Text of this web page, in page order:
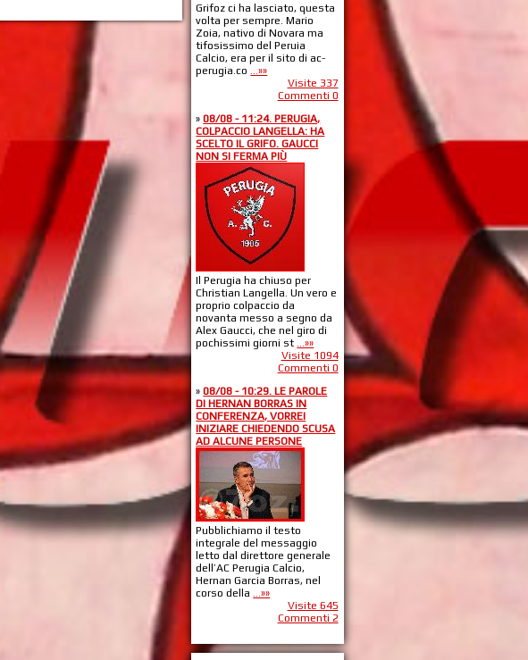
Grifoz ci ha lasciato, questa
volta per sempre. Mario
Zoia, nativo di Novara ma
tifosissimo del Peruia
Calcio, era per il sito di ac-
perugia.co
...»»
Visite 337
Commenti 0
»08/08 - 11:24. PERUGIA,
COLPACCIO LANGELLA: HA
SCELTO IL GRIFO. GAUCCI
NON SI FERMA PIÙ
Il Perugia ha chiuso per
Christian Langella. Un vero e
proprio colpaccio da
novanta messo a segno da
Alex Gaucci, che nel giro di
pochissimi giorni st
...»»
Visite 1094
Commenti 0
»08/08 - 10:29. LE PAROLE
DI HERNAN BORRAS IN
CONFERENZA, VORREI
INIZIARE CHIEDENDO SCUSA
AD ALCUNE PERSONE
Pubblichiamo il testo
integrale del messaggio
letto dal direttore generale
dell’AC Perugia Calcio,
Hernan Garcia Borras, nel
corso della
...»»
Visite 645
Commenti 2